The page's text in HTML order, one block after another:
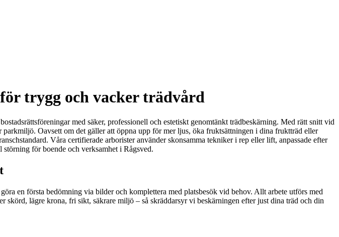
trygg och vacker trädvård
med säker, professionell och estetiskt genomtänkt trädbeskärning. Med rätt snitt vid
Oavsett om det gäller att öppna upp för mer ljus, öka fruktsättningen i dina fruktträd eller
Våra certifierade arborister använder skonsamma tekniker i rep eller lift, anpassade efter
för boende och verksamhet i Rågsved.
en första bedömning via bilder och komplettera med platsbesök vid behov. Allt arbete utförs med
lägre krona, fri sikt, säkrare miljö – så skräddarsyr vi beskärningen efter just dina träd och din